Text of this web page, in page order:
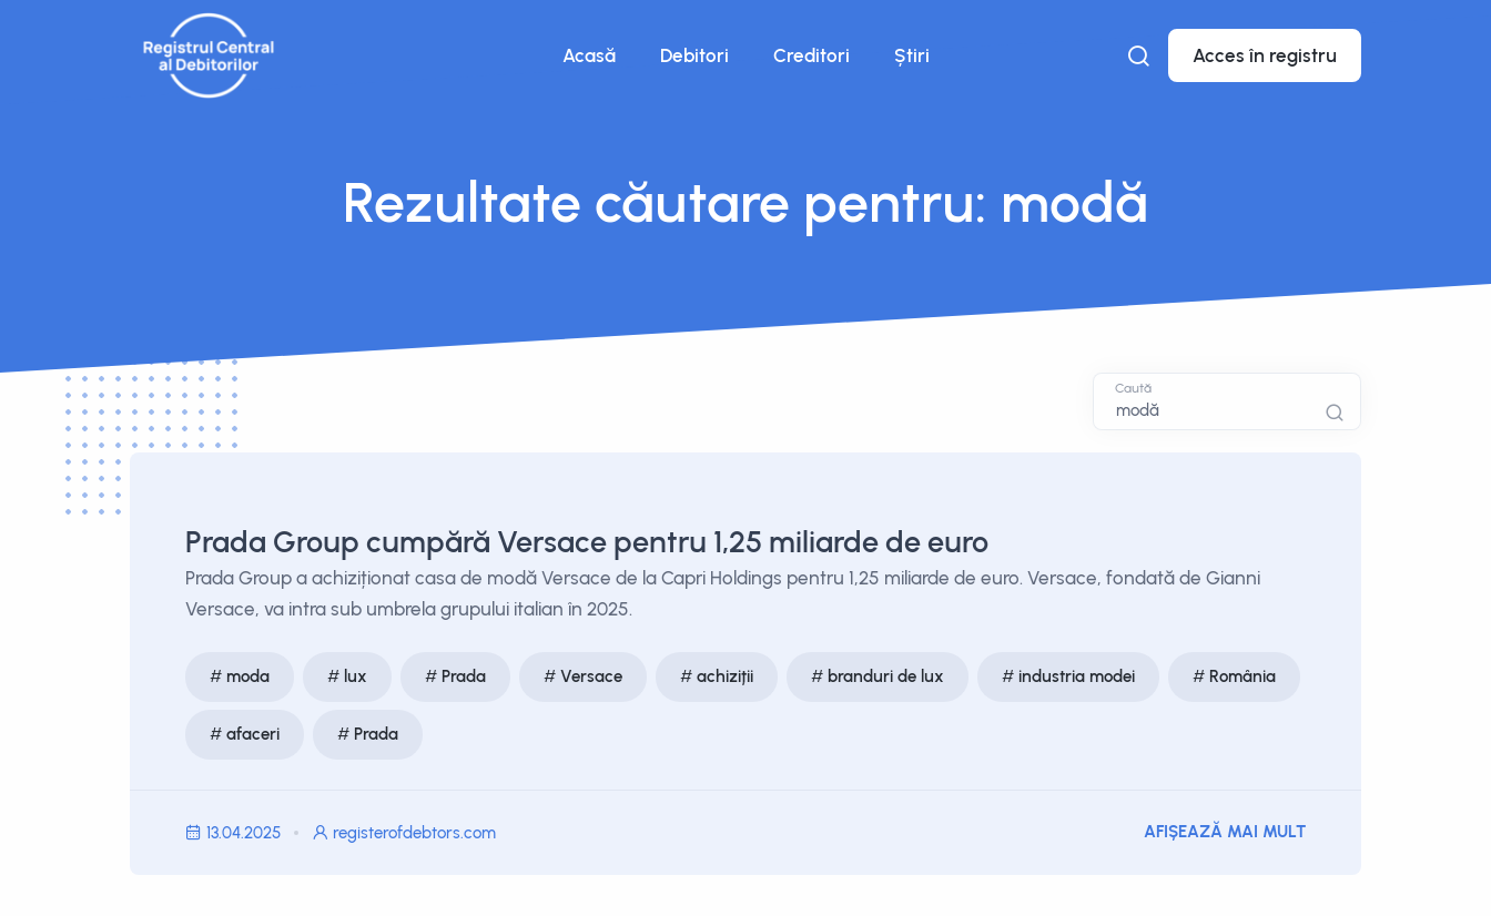
Acasă Debitori Creditori Știri Acces în registru
Rezultate căutare pentru: modă
Caută
Prada Group cumpără Versace pentru 1,25 miliarde de euro
Prada Group a achiziționat casa de modă Versace de la Capri Holdings pentru 1,25 miliarde de euro. Versace, fondată de Gianni
Versace, va intra sub umbrela grupului italian în 2025.
moda lux Prada Versace achiziții branduri de lux industria modei România
afaceri Prada
13.04.2025 registerofdebtors.com AFIȘEAZĂ MAI MULT